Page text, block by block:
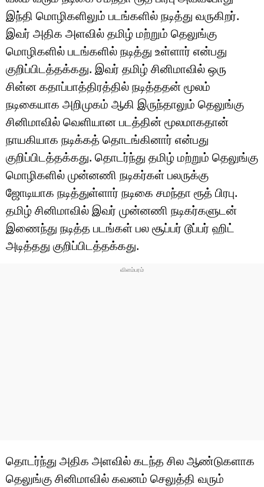
இந்தி மொழிகளிலும் படங்களில் நடித்து வருகிறர்.
இவர் அதிக அளவில் தமிழ் மற்றும் தெலுங்கு
மொழிகளில் படங்களில் நடித்து உள்ளார் என்பது
குறிப்பிடத்தக்கது. இவர் தமிழ் சினிமாவில் ஒரு
சின்ன கதாப்பாத்திரத்தில் நடித்ததன் மூலம்
நடிகையாக அறிமுகம் ஆகி இருந்தாலும் தெலுங்கு
சினிமாவில் வெளியான படத்தின் மூலமாகதான்
நாயகியாக நடிக்கத் தொடங்கினார் என்பது
குறிப்பிடத்தக்கது. தொடர்ந்து தமிழ் மற்றும் தெலுங்கு
மொழிகளில் முன்னணி நடிகர்கள் பலருக்கு
ஜோடியாக நடித்துள்ளார் நடிகை சமந்தா ரூத் பிரபு.
தமிழ் சினிமாவில் இவர் முன்னணி நடிகர்களுடன்
இணைந்து நடித்த படங்கள் பல சூப்பர் டூப்பர் ஹிட்
அடித்தது குறிப்பிடத்தக்கது.
தொடர்ந்து அதிக அளவில் கடந்த சில ஆண்டுகளாக
தெலுங்கு சினிமாவில் கவனம் செலுத்தி வரும்